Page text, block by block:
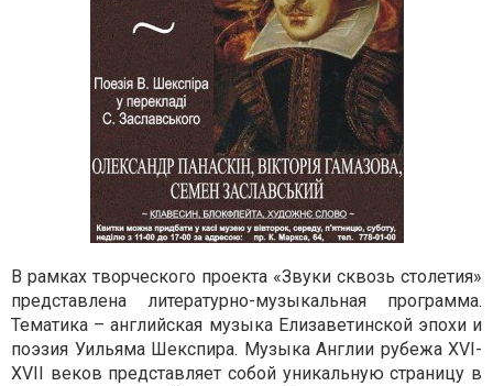
В рамках творческого проекта «Звуки сквозь столетия»
представлена литературно-музыкальная программа.
Тематика – английская музыка Елизаветинской эпохи и
поэзия Уильяма Шекспира. Музыка Англии рубежа XVI-
XVII веков представляет собой уникальную страницу в